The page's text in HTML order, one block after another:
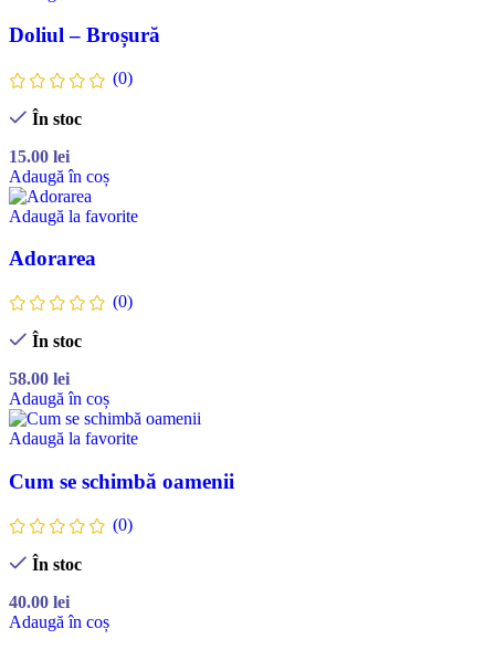
Doliul – Broșură
(0)
În stoc
15.00 lei
Adaugă în coș
Adaugă la favorite
Adorarea
(0)
În stoc
58.00 lei
Adaugă în coș
Adaugă la favorite
Cum se schimbă oamenii
(0)
În stoc
40.00 lei
Adaugă în coș